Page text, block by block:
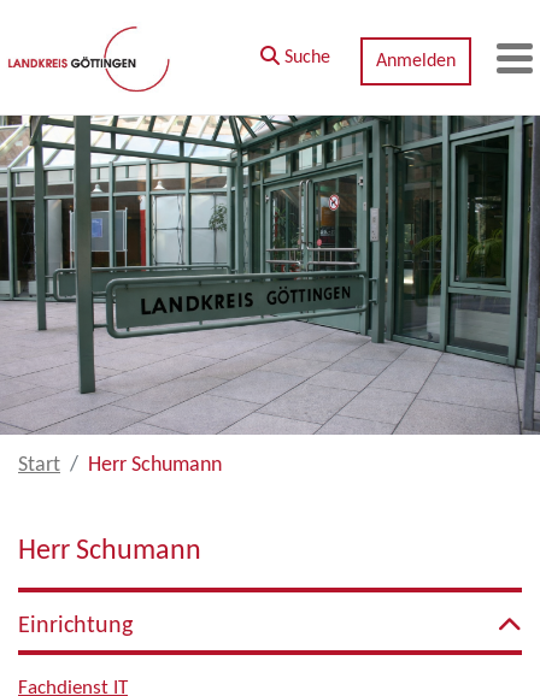
Zum Hauptinhalt springen
Suche Anmelden
Start Herr Schumann
Herr Schumann
Einrichtung
Fachdienst IT